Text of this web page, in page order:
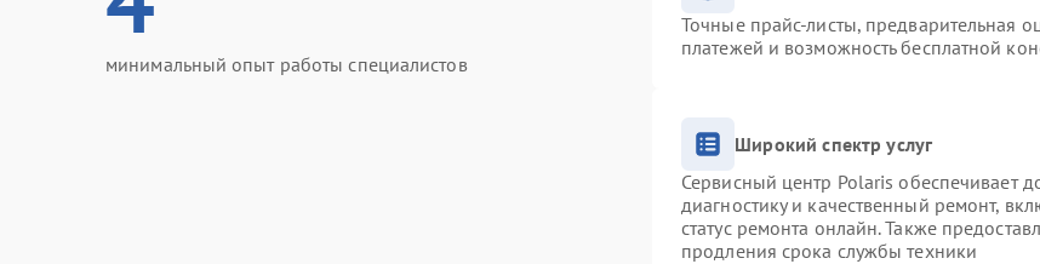
минимальный опыт работы специалистов
Точные прайс-листы, предварительная
платежей и возможность бесплатной
Широкий спектр услуг
Сервисный центр Polaris обеспечивает
диагностику и качественный ремонт,
статус ремонта онлайн. Также
продления срока службы техники